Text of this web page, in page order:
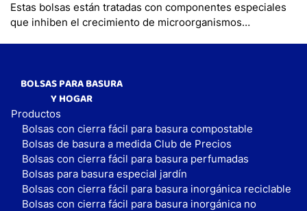
Estas bolsas están tratadas con componentes especiales
que inhiben el crecimiento de microorganismos…
BOLSAS PARA BASURA
Y HOGAR
Productos
Bolsas con cierra fácil para basura compostable
Bolsas de basura a medida Club de Precios
Bolsas con cierra fácil para basura perfumadas
Bolsas para basura especial jardín
Bolsas con cierra fácil para basura inorgánica reciclable
Bolsas con cierra fácil para basura inorgánica no